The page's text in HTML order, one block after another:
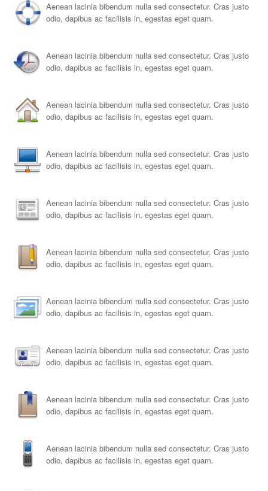
Aenean lacinia bibendum nulla sed consectetur. Cras justo
odio, dapibus ac facilisis in, egestas eget quam.
Aenean lacinia bibendum nulla sed consectetur. Cras justo
odio, dapibus ac facilisis in, egestas eget quam.
Aenean lacinia bibendum nulla sed consectetur. Cras justo
odio, dapibus ac facilisis in, egestas eget quam.
Aenean lacinia bibendum nulla sed consectetur. Cras justo
odio, dapibus ac facilisis in, egestas eget quam.
Aenean lacinia bibendum nulla sed consectetur. Cras justo
odio, dapibus ac facilisis in, egestas eget quam.
Aenean lacinia bibendum nulla sed consectetur. Cras justo
odio, dapibus ac facilisis in, egestas eget quam.
Aenean lacinia bibendum nulla sed consectetur. Cras justo
odio, dapibus ac facilisis in, egestas eget quam.
Aenean lacinia bibendum nulla sed consectetur. Cras justo
odio, dapibus ac facilisis in, egestas eget quam.
Aenean lacinia bibendum nulla sed consectetur. Cras justo
odio, dapibus ac facilisis in, egestas eget quam.
Aenean lacinia bibendum nulla sed consectetur. Cras justo
odio, dapibus ac facilisis in, egestas eget quam.